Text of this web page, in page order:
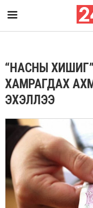
“НАСНЫ
ХАМРАГДАХ
ЭХЭЛЛЭЭ